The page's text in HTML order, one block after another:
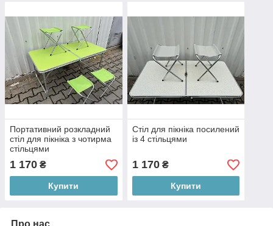
Портативний розкладний
стіл для пікніка з чотирма
стільцями
1 170 ₴
Купити
Стіл для пікніка посилений
із 4 стільцями
1 170₴
Купити